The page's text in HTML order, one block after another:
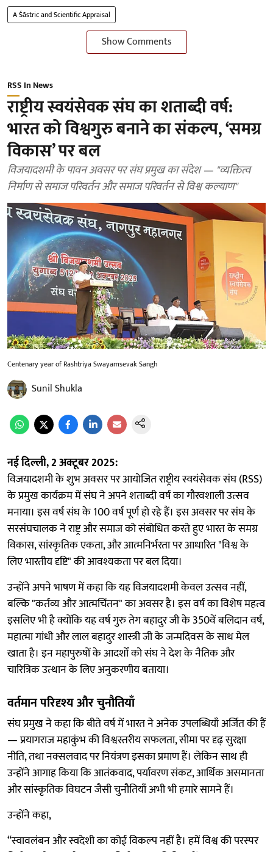
A Śāstric and Scientific Appraisal
Show Comments
RSS In News
राष्ट्रीय स्वयंसेवक संघ का शताब्दी वर्ष:
भारत को विश्वगुरु बनाने का संकल्प, ‘समग्र
विकास’ पर बल
विजयादशमी के पावन अवसर पर संघ प्रमुख का संदेश — "व्यक्तित्व
निर्माण से समाज परिवर्तन और समाज परिवर्तन से विश्व कल्याण"
Centenary year of Rashtriya Swayamsevak Sangh
Sunil Shukla
नई दिल्ली, 2 अक्टूबर 2025:
विजयादशमी के शुभ अवसर पर आयोजित राष्ट्रीय स्वयंसेवक संघ (RSS)
के प्रमुख कार्यक्रम में संघ ने अपने शताब्दी वर्ष का गौरवशाली उत्सव
मनाया। इस वर्ष संघ के 100 वर्ष पूर्ण हो रहे हैं। इस अवसर पर संघ के
सरसंघचालक ने राष्ट्र और समाज को संबोधित करते हुए भारत के समग्र
विकास, सांस्कृतिक एकता, और आत्मनिर्भरता पर आधारित "विश्व के
लिए भारतीय दृष्टि" की आवश्यकता पर बल दिया।
उन्होंने अपने भाषण में कहा कि यह विजयादशमी केवल उत्सव नहीं,
बल्कि "कर्तव्य और आत्मचिंतन" का अवसर है। इस वर्ष का विशेष महत्व
इसलिए भी है क्योंकि यह वर्ष गुरु तेग बहादुर जी के 350वें बलिदान वर्ष,
महात्मा गांधी और लाल बहादुर शास्त्री जी के जन्मदिवस के साथ मेल
खाता है। इन महापुरुषों के आदर्शों को संघ ने देश के नैतिक और
चारित्रिक उत्थान के लिए अनुकरणीय बताया।
वर्तमान परिदृश्य और चुनौतियाँ
संघ प्रमुख ने कहा कि बीते वर्ष में भारत ने अनेक उपलब्धियाँ अर्जित की हैं
— प्रयागराज महाकुंभ की विश्वस्तरीय सफलता, सीमा पर दृढ़ सुरक्षा
नीति, तथा नक्सलवाद पर नियंत्रण इसका प्रमाण हैं। लेकिन साथ ही
उन्होंने आगाह किया कि आतंकवाद, पर्यावरण संकट, आर्थिक असमानता
और सांस्कृतिक विघटन जैसी चुनौतियाँ अभी भी हमारे सामने हैं।
उन्होंने कहा,
“स्वावलंबन और स्वदेशी का कोई विकल्प नहीं है। हमें विश्व की परस्पर